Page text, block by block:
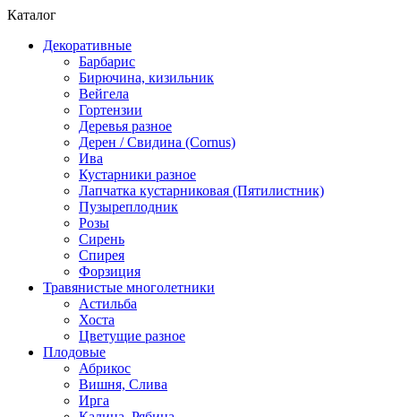
Каталог
Декоративные
Барбарис
Бирючина, кизильник
Вейгела
Гортензии
Деревья разное
Дерен / Свидина (Cornus)
Ива
Кустарники разное
Лапчатка кустарниковая (Пятилистник)
Пузыреплодник
Розы
Сирень
Спирея
Форзиция
Травянистые многолетники
Астильба
Хоста
Цветущие разное
Плодовые
Абрикос
Вишня, Слива
Ирга